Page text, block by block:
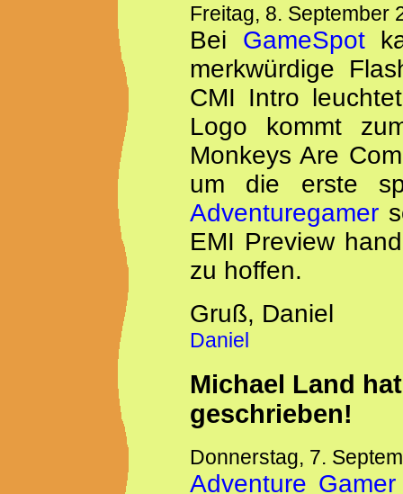
Freitag, 8. September
Bei GameSpot
merkwürdige
CMI Intro
Logo kommt
Monkeys Are
um die erste
Adventuregamer
EMI Preview
zu hoffen.
Gruß, Daniel
Daniel
Michael Land
geschrieben!
Donnerstag, 7.
Adventure Gamer